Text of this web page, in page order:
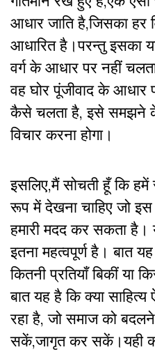
आधार जाति है,जिसका हर
आधारित है।परन्तु इसका
वर्ग के आधार पर नहीं
वह घोर पूंजीवाद के
कैसे चलता है, इसे समझने
विचार करना होगा।
इसलिए,मैं सोचती हूँ कि हमें
रूप में देखना चाहिए जो
हमारी मदद कर सकता है।
इतना महत्वपूर्ण है। बात
कितनी प्रतियाँ बिकीं या
बात यह है कि क्या
रहा है, जो समाज को
सकें,जागृत कर सकें।यही